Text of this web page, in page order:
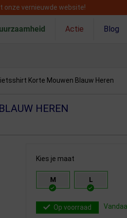
onze vernieuwde website!
Actie Blog
Korte Mouwen Blauw Heren
HEREN
Kies je maat
M L
Op voorraad